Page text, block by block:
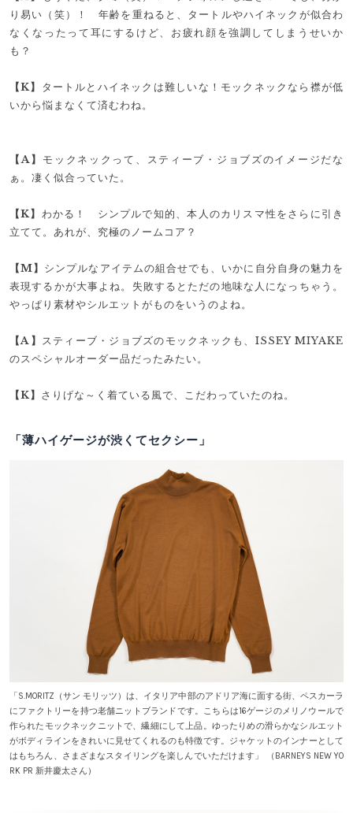
り易い（笑）！ 年齢を重ねると、タートルやハイネックが似合わ
なくなったって耳にするけど、お疲れ顔を強調してしまうせいか
も？
【K】
タートルとハイネックは難しいな！モックネックなら襟が低
いから悩まなくて済むわね。
【A】 モックネックって、スティーブ・ジョブズのイメージだな
ぁ。凄く似合っていた。
【K】 わかる！ シンプルで知的、本人のカリスマ性をさらに引き
立てて。あれが、究極のノームコア？
【M】 シンプルなアイテムの組合せでも、いかに自分自身の魅力を
表現するかが大事よね。失敗するとただの地味な人になっちゃう。
やっぱり素材やシルエットがものをいうのよね。
【A】 スティーブ・ジョブズのモックネックも、ISSEY MIYAKE
のスペシャルオーダー品だったみたい。
【K】 さりげな～く着ている風で、こだわっていたのね。
「薄ハイゲージが渋くてセクシー」
「S.MORITZ（サン モリッツ）は、イタリア中部のアドリア海に面する街、ペスカーラ
にファクトリーを持つ老舗ニットブランドです。こちらは16ゲージのメリノウールで
作られたモックネックニットで、繊細にして上品。ゆったりめの滑らかなシルエット
がボディラインをきれいに見せてくれるのも特徴です。ジャケットのインナーとして
はもちろん、さまざまなスタイリングを楽しんでいただけます」 （BARNEYS NEW YO
RK PR 新井慶太さん）